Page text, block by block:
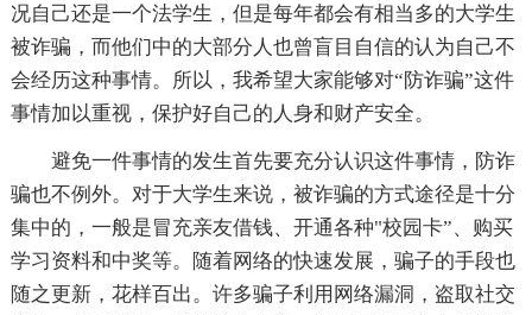
况自己还是一个法学生，但是每年都会有相当多的大学生
被诈骗，而他们中的大部分人也曾盲目自信的认为自己不
会经历这种事情。所以，我希望大家能够对“防诈骗”这件
事情加以重视，保护好自己的人身和财产安全。
避免一件事情的发生首先要充分认识这件事情，防诈
骗也不例外。对于大学生来说，被诈骗的方式途径是十分
集中的，一般是冒充亲友借钱、开通各种"校园卡”、购买
学习资料和中奖等。随着网络的快速发展，骗子的手段也
随之更新，花样百出。许多骗子利用网络漏洞，盗取社交